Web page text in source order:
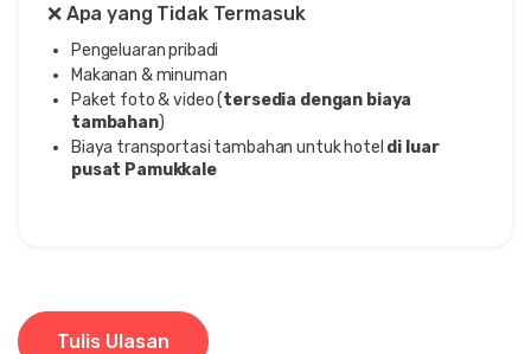
❌ Apa yang Tidak Termasuk
Pengeluaran pribadi
Makanan & minuman
Paket foto & video (tersedia dengan biaya
tambahan)
Biaya transportasi tambahan untuk hotel di luar
pusat Pamukkale
Tulis Ulasan